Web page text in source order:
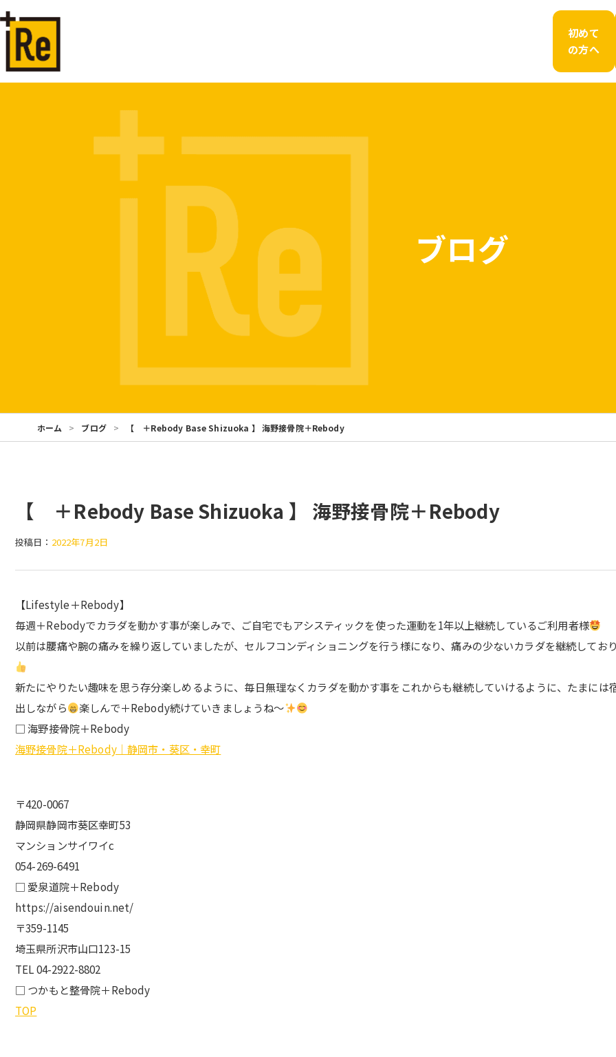
初めて
の方へ
ブログ
ホーム ブログ 【 ＋Rebody Base Shizuoka 】 海野接骨院＋Rebody
【 ＋Rebody Base Shizuoka 】 海野接骨院＋Rebody
投稿日： 2022年7月2日
【Lifestyle＋Rebody】
毎週＋Rebodyでカラダを動かす事が楽しみで、ご自宅でもアシスティックを使った運動を1年以上継続しているご利用者様
以前は腰痛や腕の痛みを繰り返していましたが、セルフコンディショニングを行う様になり、痛みの少ないカラダを継続してお
新たにやりたい趣味を思う存分楽しめるように、毎日無理なくカラダを動かす事をこれからも継続していけるように、たまには
出しながら
楽しんで＋Rebody続けていきましょうね〜
□ 海野接骨院＋Rebody
海野接骨院＋Rebody｜静岡市・葵区・幸町
〒420-0067
静岡県静岡市葵区幸町53
マンションサイワイc
054-269-6491
□ 愛泉道院＋Rebody
https://aisendouin.net/
〒359-1145
埼玉県所沢市山口123-15
TEL 04-2922-8802
□ つかもと整骨院＋Rebody
TOP